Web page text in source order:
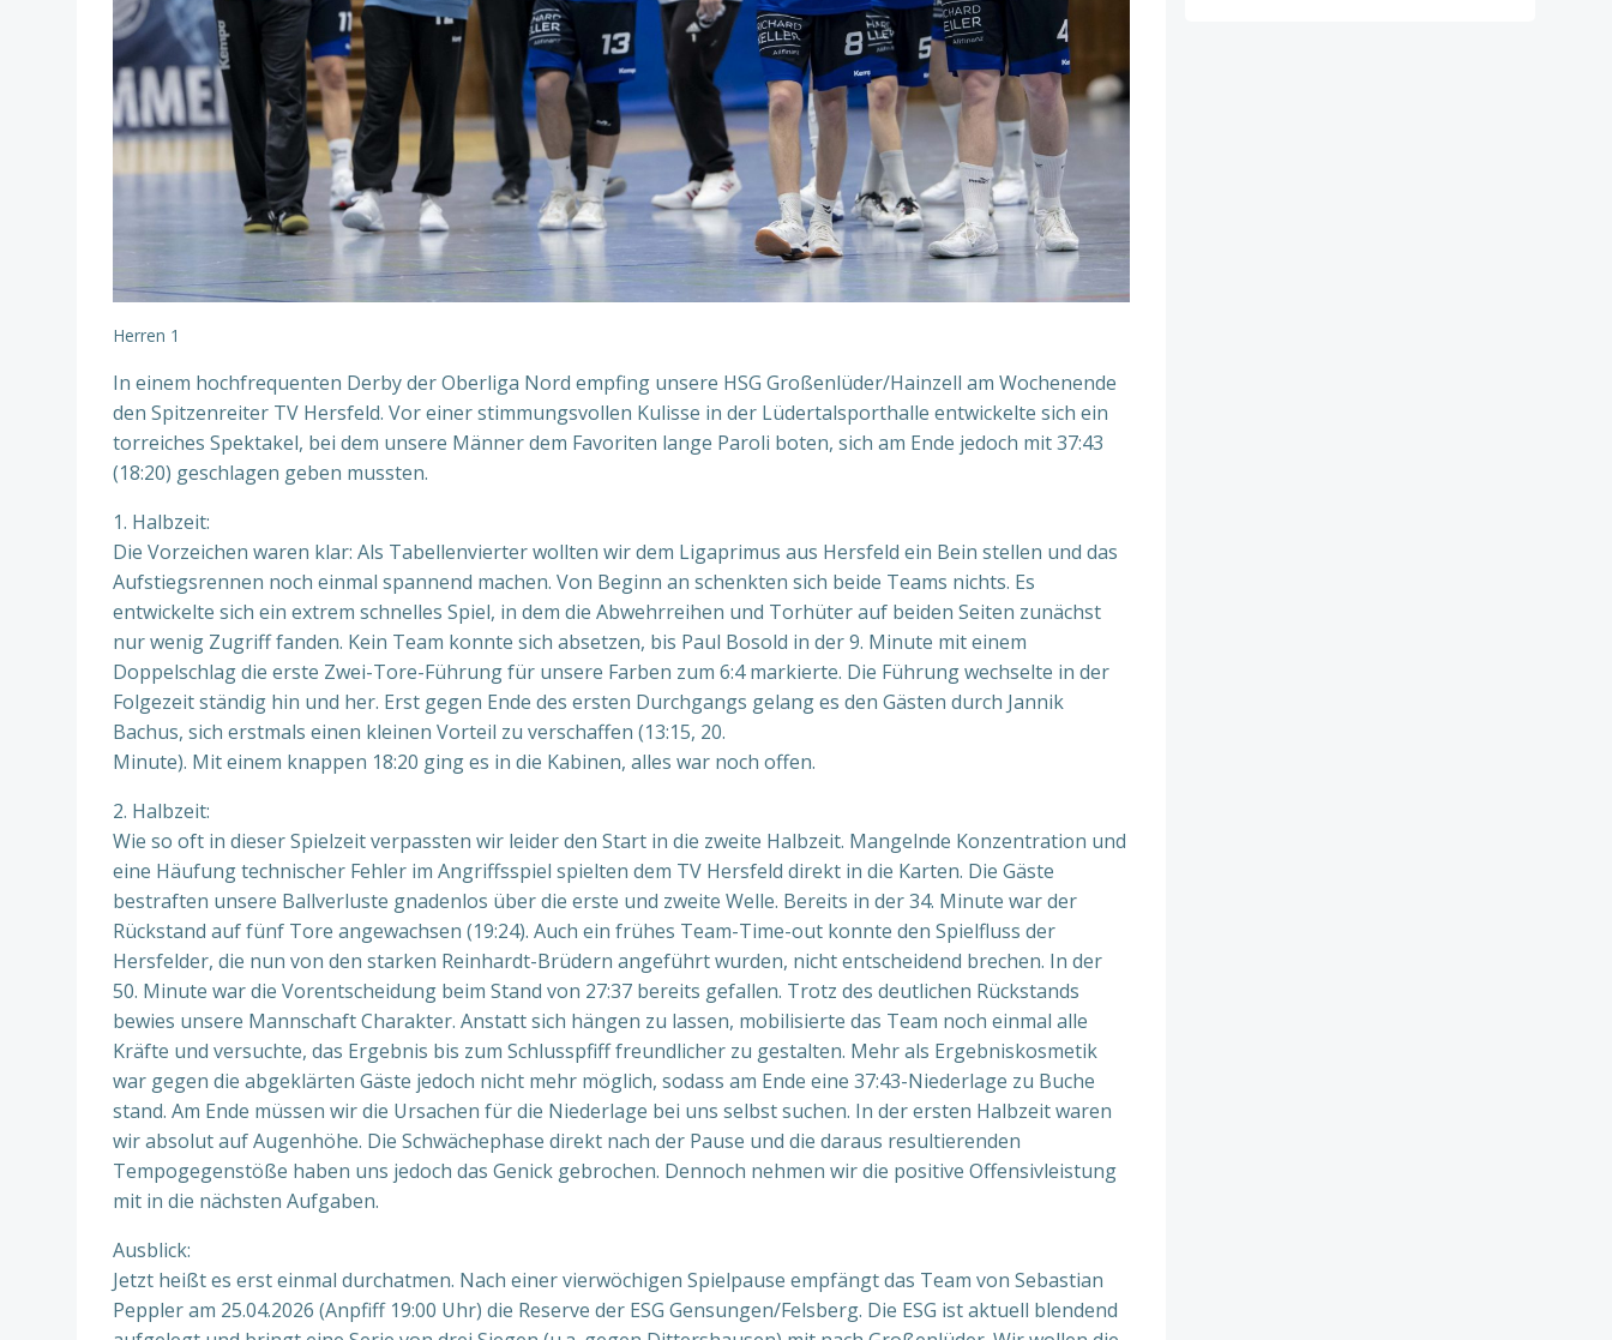
Herren 1
In einem hochfrequenten Derby der Oberliga Nord empfing unsere HSG Großenlüder/Hainzell am Wochenende
den Spitzenreiter TV Hersfeld. Vor einer stimmungsvollen Kulisse in der Lüdertalsporthalle entwickelte sich ein
torreiches Spektakel, bei dem unsere Männer dem Favoriten lange Paroli boten, sich am Ende jedoch mit 37:43
(18:20) geschlagen geben mussten.
1. Halbzeit:
Die Vorzeichen waren klar: Als Tabellenvierter wollten wir dem Ligaprimus aus Hersfeld ein Bein stellen und das
Aufstiegsrennen noch einmal spannend machen. Von Beginn an schenkten sich beide Teams nichts. Es
entwickelte sich ein extrem schnelles Spiel, in dem die Abwehrreihen und Torhüter auf beiden Seiten zunächst
nur wenig Zugriff fanden. Kein Team konnte sich absetzen, bis Paul Bosold in der 9. Minute mit einem
Doppelschlag die erste Zwei-Tore-Führung für unsere Farben zum 6:4 markierte. Die Führung wechselte in der
Folgezeit ständig hin und her. Erst gegen Ende des ersten Durchgangs gelang es den Gästen durch Jannik
Bachus, sich erstmals einen kleinen Vorteil zu verschaffen (13:15, 20.
Minute). Mit einem knappen 18:20 ging es in die Kabinen, alles war noch offen.
2. Halbzeit:
Wie so oft in dieser Spielzeit verpassten wir leider den Start in die zweite Halbzeit. Mangelnde Konzentration und
eine Häufung technischer Fehler im Angriffsspiel spielten dem TV Hersfeld direkt in die Karten. Die Gäste
bestraften unsere Ballverluste gnadenlos über die erste und zweite Welle. Bereits in der 34. Minute war der
Rückstand auf fünf Tore angewachsen (19:24). Auch ein frühes Team-Time-out konnte den Spielfluss der
Hersfelder, die nun von den starken Reinhardt-Brüdern angeführt wurden, nicht entscheidend brechen. In der
50. Minute war die Vorentscheidung beim Stand von 27:37 bereits gefallen. Trotz des deutlichen Rückstands
bewies unsere Mannschaft Charakter. Anstatt sich hängen zu lassen, mobilisierte das Team noch einmal alle
Kräfte und versuchte, das Ergebnis bis zum Schlusspfiff freundlicher zu gestalten. Mehr als Ergebniskosmetik
war gegen die abgeklärten Gäste jedoch nicht mehr möglich, sodass am Ende eine 37:43-Niederlage zu Buche
stand. Am Ende müssen wir die Ursachen für die Niederlage bei uns selbst suchen. In der ersten Halbzeit waren
wir absolut auf Augenhöhe. Die Schwächephase direkt nach der Pause und die daraus resultierenden
Tempogegenstöße haben uns jedoch das Genick gebrochen. Dennoch nehmen wir die positive Offensivleistung
mit in die nächsten Aufgaben.
Ausblick:
Jetzt heißt es erst einmal durchatmen. Nach einer vierwöchigen Spielpause empfängt das Team von Sebastian
Peppler am 25.04.2026 (Anpfiff 19:00 Uhr) die Reserve der ESG Gensungen/Felsberg. Die ESG ist aktuell blendend